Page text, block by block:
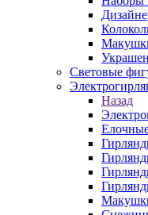
Световые
Назад